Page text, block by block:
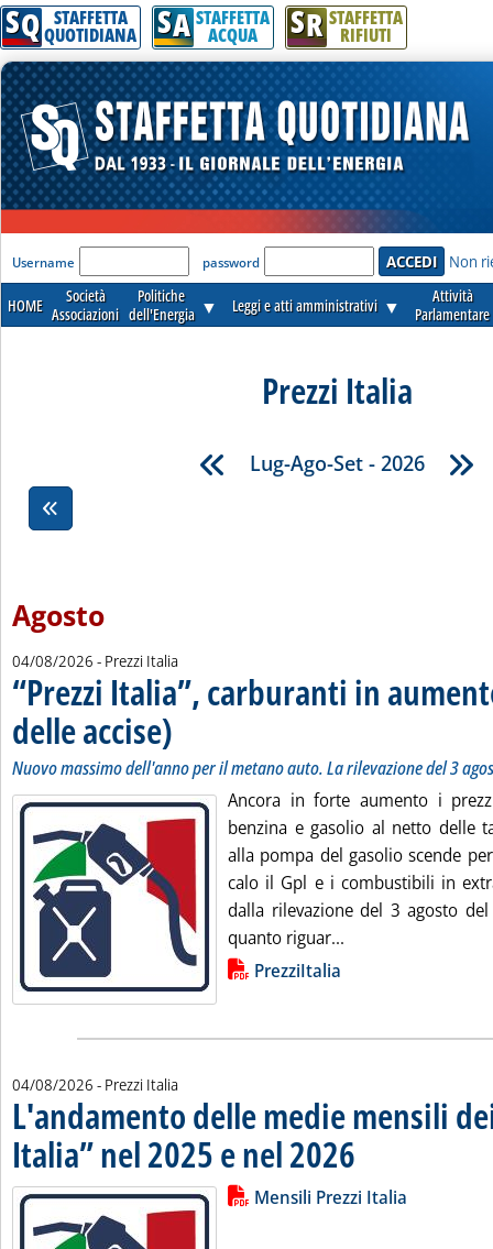
SQ STAFFETTA
QUOTIDIANA SA STAFFETTA
ACQUA SR STAFFETTA
RIFIUTI
'Modulo Login per accedere'
Username password Non
HOME
Società
Associazioni
Politiche
dell'Energia ▼ Leggi e atti amministrativi ▼
Attività
Parlamentare
Prezzi Italia
Lug-Ago-Set - 2026
Agosto
04/08/2026 - Prezzi Italia
“Prezzi Italia”, carburanti in
delle accise)
Nuovo massimo dell'anno per il metano auto. La rilevazione del 3
Ancora in forte aumento i
benzina e gasolio al netto delle
alla pompa del gasolio scende
calo il Gpl e i combustibili in
dalla rilevazione del 3 agosto
quanto riguar...
Lista allegati PDF alla notizia
PrezziItalia
04/08/2026 - Prezzi Italia
L'andamento delle medie mensili
Italia” nel 2025 e nel 2026
Leggi tutta la notizia:
Lista allegati PDF alla notiziaMensili Prezzi Italia